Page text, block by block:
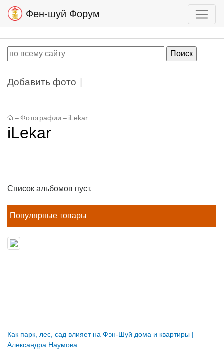
Фен-шуй Форум
Добавить фото
– Фотографии – iLekar
iLekar
Список альбомов пуст.
Популярные товары
Как парк, лес, сад влияет на Фэн-Шуй дома и квартиры |
Александра Наумова